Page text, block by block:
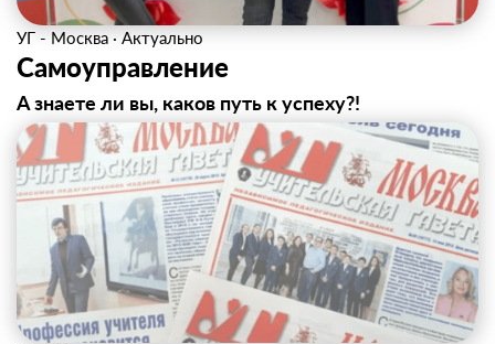
УГ - Москва · Актуально
Самоуправление
А знаете ли вы, каков путь к успеху?!